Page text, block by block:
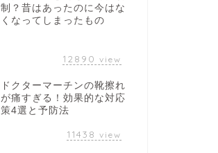
制？昔はあったのに今はな
くなってしまったもの
12890 view
ドクターマーチンの靴擦れ
が痛すぎる！効果的な対応
策4選と予防法
11438 view